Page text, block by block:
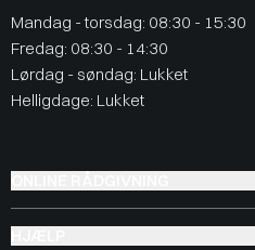
Mandag - torsdag: 08:30 - 15:30
Fredag: 08:30 - 14:30
Lørdag - søndag: Lukket
Helligdage: Lukket